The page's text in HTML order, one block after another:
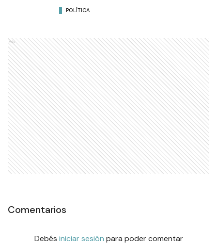
POLÍTICA
Ads
Comentarios
Debés iniciar sesión para poder comentar